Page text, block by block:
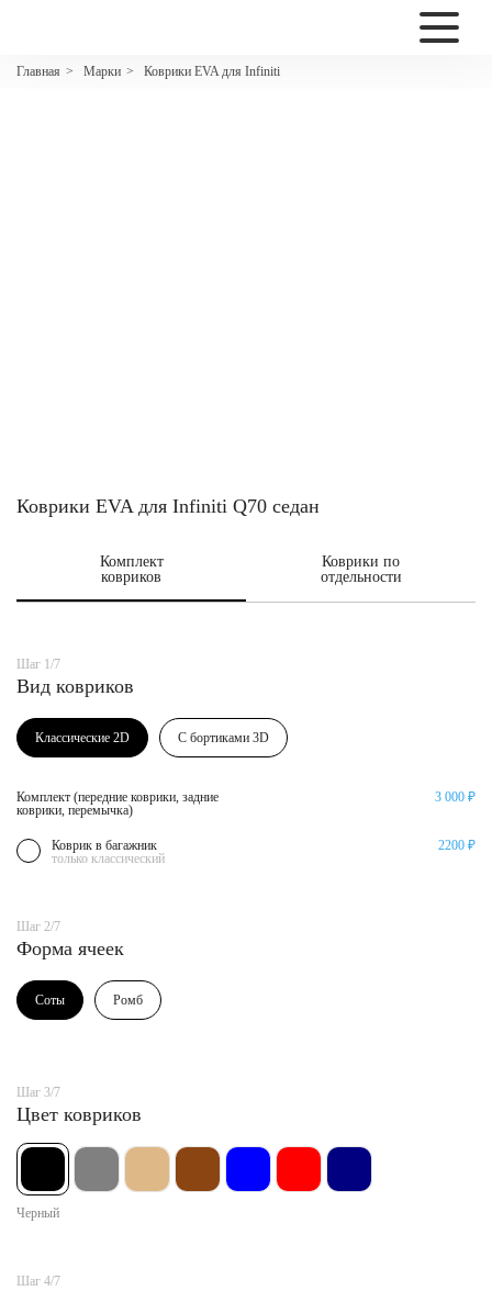
Главная > Марки > Коврики EVA для Infiniti
2200
Коврики EVA для Infiniti Q70 седан
Комплект
ковриков
Коврики по
отдельности
Шаг 1/7
Вид ковриков
Классические 2D С бортиками 3D
Комплект (передние коврики, задние
коврики, перемычка)
3 000 ₽
Коврик в багажник
только классический
2200 ₽
Шаг 2/7
Форма ячеек
Соты Ромб
Шаг 3/7
Цвет ковриков
Черный
Шаг 4/7